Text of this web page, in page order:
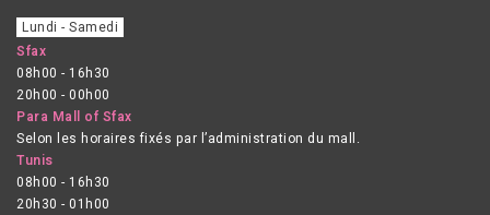
Lundi - Samedi
Sfax
08h00 - 16h30
20h00 - 00h00
Para Mall of Sfax
Selon les horaires fixés par l’administration du mall.
Tunis
08h00 - 16h30
20h30 - 01h00